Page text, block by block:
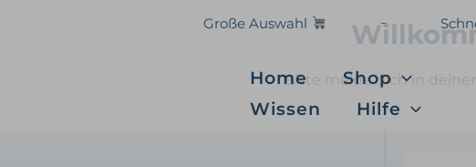
Große Auswahl
Home
Shop
Wissen
Hilfe
Bitte melde dich in